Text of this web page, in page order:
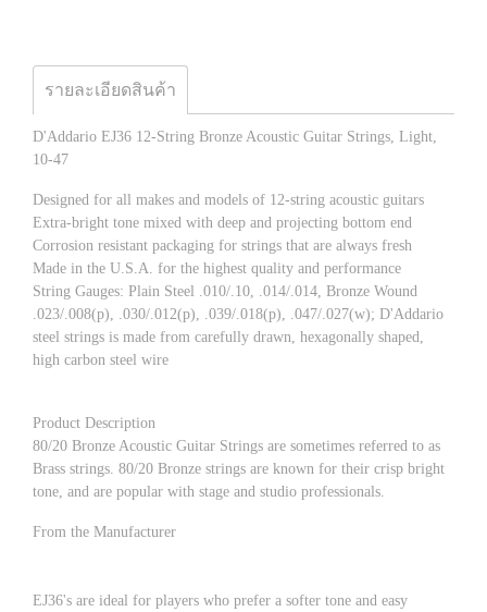
รายละเอียดสินค้า
D'Addario EJ36 12-String Bronze Acoustic Guitar Strings, Light,
10-47
Designed for all makes and models of 12-string acoustic guitars
Extra-bright tone mixed with deep and projecting bottom end
Corrosion resistant packaging for strings that are always fresh
Made in the U.S.A. for the highest quality and performance
String Gauges: Plain Steel .010/.10, .014/.014, Bronze Wound
.023/.008(p), .030/.012(p), .039/.018(p), .047/.027(w); D'Addario
steel strings is made from carefully drawn, hexagonally shaped,
high carbon steel wire
Product Description
80/20 Bronze Acoustic Guitar Strings are sometimes referred to as
Brass strings. 80/20 Bronze strings are known for their crisp bright
tone, and are popular with stage and studio professionals.
From the Manufacturer
EJ36's are ideal for players who prefer a softer tone and easy